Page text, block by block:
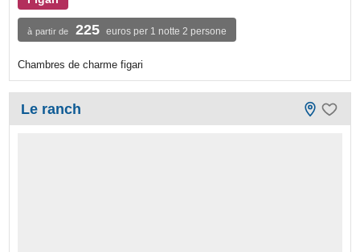
à partir de 225 euros per 1 notte 2 persone
Chambres de charme figari
Le ranch